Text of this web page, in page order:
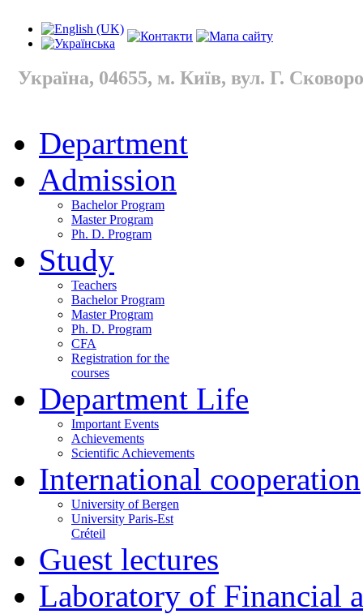
Україна, 04655, м. Київ, вул. Г.
Department
Admission
Bachelor Program
Master Program
Ph. D. Program
Study
Teachers
Bachelor Program
Master Program
Ph. D. Program
CFA
Registration for the
courses
Department Life
Important Events
Achievements
Scientific Achievements
International cooperation
University of Bergen
University Paris-Est
Créteil
Guest lectures
Laboratory of Financial